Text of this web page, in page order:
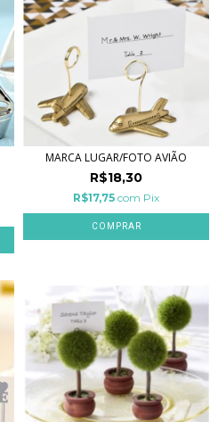
MARCA LUGAR/FOTO AVIÃO
R$18,30
R$17,75 com Pix